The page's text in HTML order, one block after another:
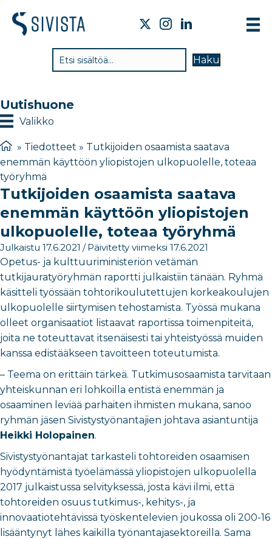
Haku
Uutishuone
Valikko
» Tiedotteet » Tutkijoiden osaamista saatava
enemmän käyttöön yliopistojen ulkopuolelle, toteaa
työryhmä
Tutkijoiden osaamista saatava
enemmän käyttöön yliopistojen
ulkopuolelle, toteaa työryhmä
Julkaistu 17.6.2021 / Päivitetty viimeksi 17.6.2021
Opetus- ja kulttuuriministeriön vetämän
tutkijauratyöryhmän raportti julkaistiin tänään. Ryhmä
käsitteli työssään tohtorikoulutettujen korkeakoulujen
ulkopuolelle siirtymisen tehostamista. Työssä mukana
olleet organisaatiot listaavat raportissa toimenpiteitä,
joita ne toteuttavat itsenäisesti tai yhteistyössä muiden
kanssa edistääkseen tavoitteen toteutumista.
– Teema on erittäin tärkeä. Tutkimusosaamista tarvitaan
yhteiskunnan eri lohkoilla entistä enemmän ja
osaaminen leviää parhaiten ihmisten mukana, sanoo
ryhmän jäsen Sivistystyönantajien johtava asiantuntija
Heikki Holopainen.
Sivistystyönantajat tarkasteli tohtoreiden osaamisen
hyödyntämistä työelämässä yliopistojen ulkopuolella
2017 julkaistussa selvityksessä, josta kävi ilmi, että
tohtoreiden osuus tutkimus-, kehitys-, ja
innovaatiotehtävissä työskentelevien joukossa oli 200-16
lisääntynyt lähes kaikilla työnantajasektoreilla. Sama